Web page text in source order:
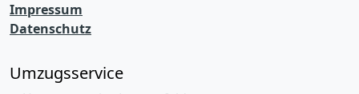
Impressum
Datenschutz
Umzugsservice